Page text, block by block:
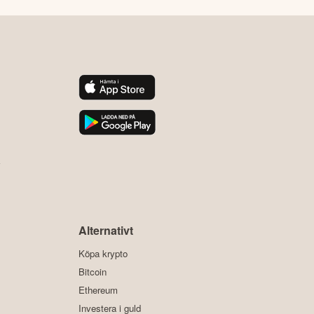
Alternativt
Köpa krypto
Bitcoin
Ethereum
Investera i guld